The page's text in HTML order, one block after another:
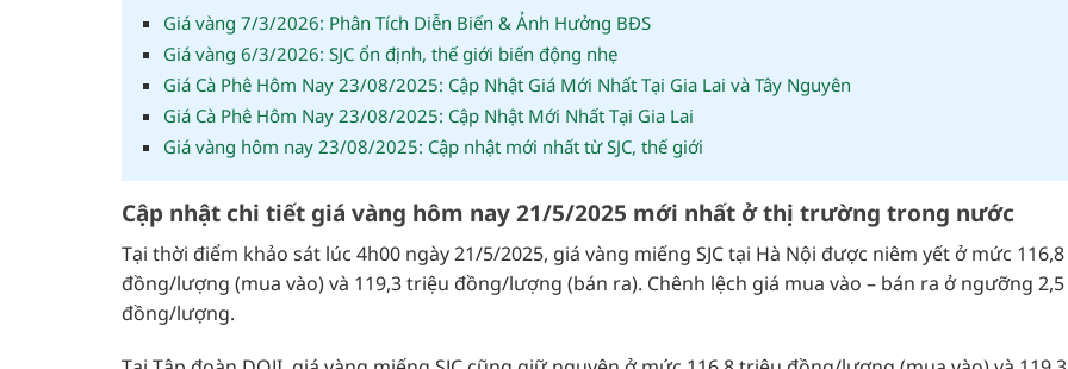
Giá vàng 7/3/2026: Phân Tích Diễn Biến & Ảnh Hưởng BĐS
Giá vàng 6/3/2026: SJC ổn định, thế giới biến động nhẹ
Giá Cà Phê Hôm Nay 23/08/2025: Cập Nhật Giá Mới Nhất Tại Gia Lai và Tây Nguyên
Giá Cà Phê Hôm Nay 23/08/2025: Cập Nhật Mới Nhất Tại Gia Lai
Giá vàng hôm nay 23/08/2025: Cập nhật mới nhất từ SJC, thế giới
Cập nhật chi tiết giá vàng hôm nay 21/5/2025 mới nhất ở thị trường trong nước
Tại thời điểm khảo sát lúc 4h00 ngày 21/5/2025, giá vàng miếng SJC tại Hà Nội được niêm yết ở mức
đồng/lượng (mua vào) và 119,3 triệu đồng/lượng (bán ra). Chênh lệch giá mua vào – bán ra ở ngưỡng
đồng/lượng.